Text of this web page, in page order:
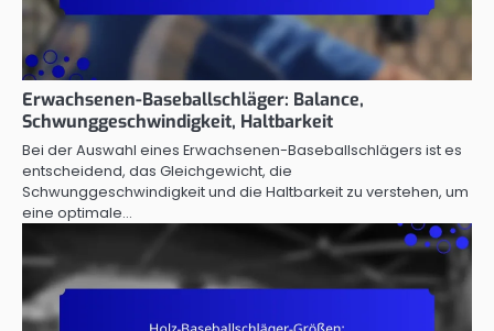
Erwachsenen-Baseballschläger: Balance,
Schwunggeschwindigkeit, Haltbarkeit
Bei der Auswahl eines Erwachsenen-Baseballschlägers ist es
entscheidend, das Gleichgewicht, die
Schwunggeschwindigkeit und die Haltbarkeit zu verstehen, um
eine optimale…